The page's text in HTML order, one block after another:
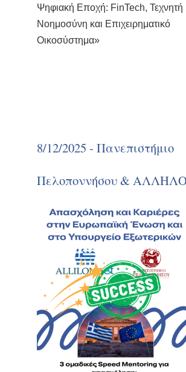
Ψηφιακή Εποχή: FinTech, Τεχνητή
Νοημοσύνη και Επιχειρηματικό
Οικοσύστημα»
8/12/2025 - Πανεπιστήμιο
Πελοποννήσου &